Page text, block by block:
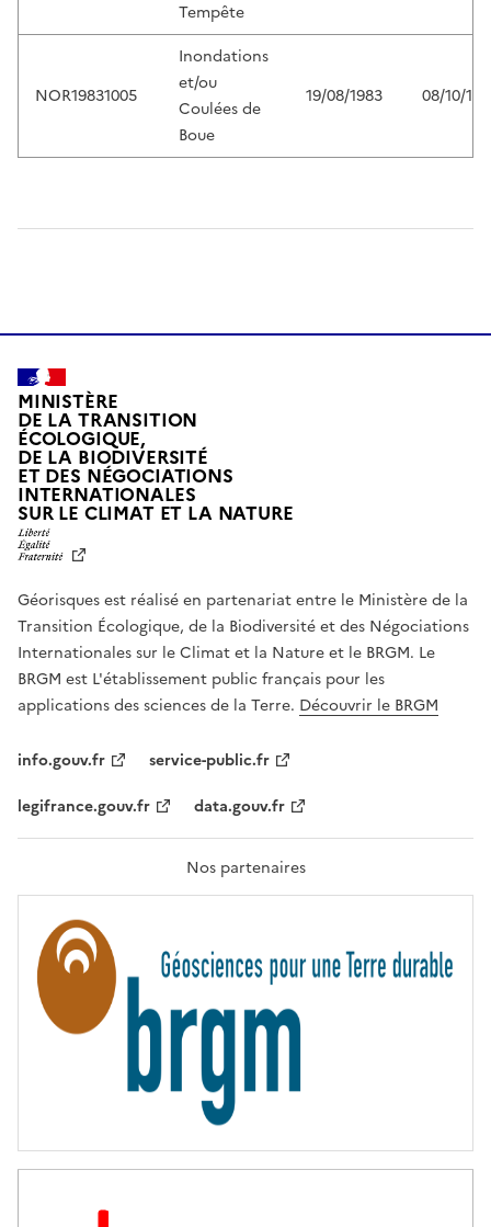
Tempête
NOR19831005
Inondations
et/ou
Coulées de
Boue
19/08/1983 08/10/
MINISTÈRE
DE LA TRANSITION
ÉCOLOGIQUE,
DE LA BIODIVERSITÉ
ET DES NÉGOCIATIONS
INTERNATIONALES
SUR LE CLIMAT ET LA NATUREL
T
É
,
É
G
A
L
F
A
T
R
T
É
Géorisques est réalisé en partenariat entre le Ministère de la
Transition Écologique, de la Biodiversité et des Négociations
Internationales sur le Climat et la Nature et le BRGM. Le
BRGM est L'établissement public français pour les
applications des sciences de la Terre. Découvrir le BRGM
info.gouv.fr
service-public.fr
legifrance.gouv.fr
data.gouv.fr
Nos partenaires